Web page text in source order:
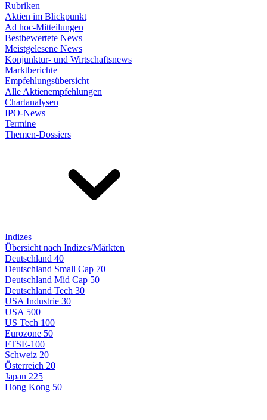
Rubriken
Aktien im Blickpunkt
Ad hoc-Mitteilungen
Bestbewertete News
Meistgelesene News
Konjunktur- und Wirtschaftsnews
Marktberichte
Empfehlungsübersicht
Alle Aktienempfehlungen
Chartanalysen
IPO-News
Termine
Themen-Dossiers
Indizes
Übersicht nach Indizes/Märkten
Deutschland 40
Deutschland Small Cap 70
Deutschland Mid Cap 50
Deutschland Tech 30
USA Industrie 30
USA 500
US Tech 100
Eurozone 50
FTSE-100
Schweiz 20
Österreich 20
Japan 225
Hong Kong 50